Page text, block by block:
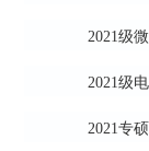
2021级
2021级
2021专